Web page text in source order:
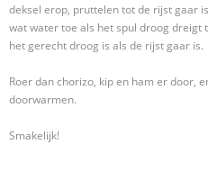
deksel erop, pruttelen tot de rijst gaar
wat water toe als het spul droog dreigt
het gerecht droog is als de rijst gaar is.
Roer dan chorizo, kip en ham er door,
doorwarmen.
Smakelijk!